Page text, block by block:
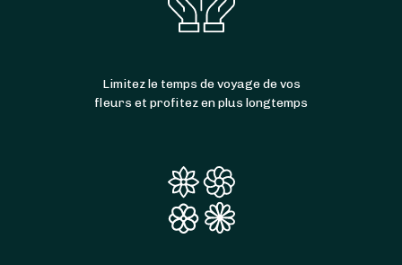
Limitez le temps de voyage de vos
fleurs et profitez en plus longtemps